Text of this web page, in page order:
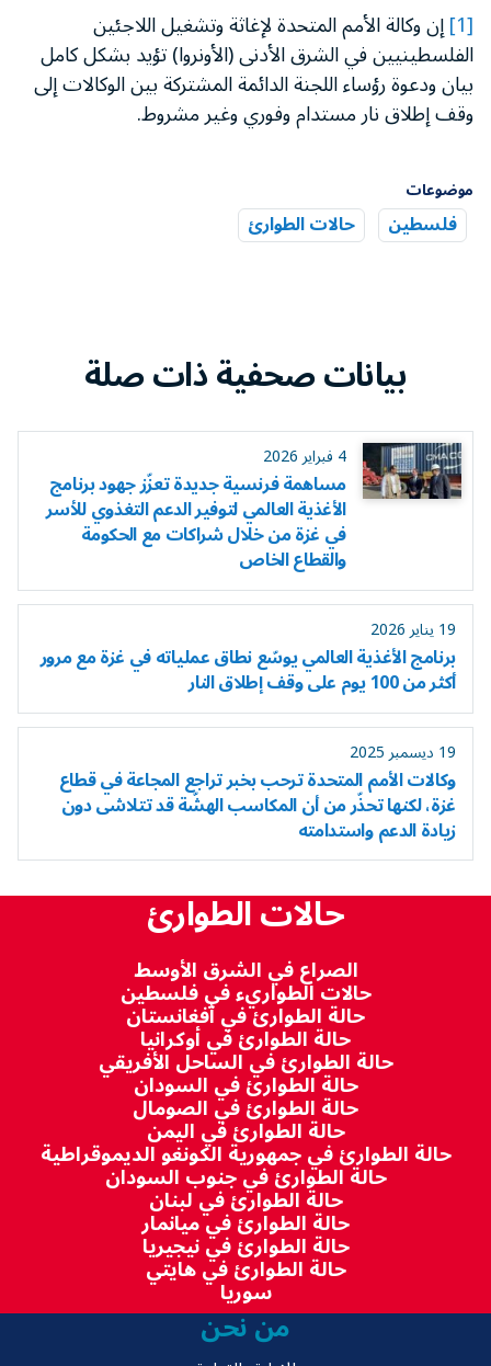
[1] إن وكالة الأمم المتحدة لإغاثة وتشغيل اللاجئين
الفلسطينيين في الشرق الأدنى (الأونروا) تؤيد بشكل كامل
بيان ودعوة رؤساء اللجنة الدائمة المشتركة بين الوكالات إلى
وقف إطلاق نار مستدام وفوري وغير مشروط.
موضوعات
فلسطين حالات الطوارئ
بيانات صحفية ذات صلة
4 فبراير 2026
مساهمة فرنسية جديدة تعزّز جهود برنامج
الأغذية العالمي لتوفير الدعم التغذوي للأسر
في غزة من خلال شراكات مع الحكومة
والقطاع الخاص
19 يناير 2026
برنامج الأغذية العالمي يوسّع نطاق عملياته في غزة مع مرور
أكثر من 100 يوم على وقف إطلاق النار
19 ديسمبر 2025
وكالات الأمم المتحدة ترحب بخبر تراجع المجاعة في قطاع
غزة، لكنها تحذّر من أن المكاسب الهشّة قد تتلاشى دون
زيادة الدعم واستدامته
حالات الطوارئ
الصراع في الشرق الأوسط
حالات الطواريء في فلسطين
حالة الطوارئ في أفغانستان
حالة الطوارئ في أوكرانيا
حالة الطوارئ في الساحل الأفريقي
حالة الطوارئ في السودان
حالة الطوارئ في الصومال
حالة الطوارئ في اليمن
حالة الطوارئ في جمهورية الكونغو الديموقراطية
حالة الطوارئ في جنوب السودان
حالة الطوارئ في لبنان
حالة الطوارئ في ميانمار
حالة الطوارئ في نيجيريا
حالة الطوارئ في هايتي
سوريا
من نحن